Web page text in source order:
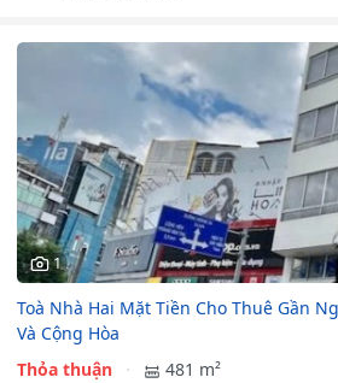
1
Toà Nhà Hai Mặt Tiền Cho Thuê Gần
Và Cộng Hòa
Thỏa thuận
481 m²